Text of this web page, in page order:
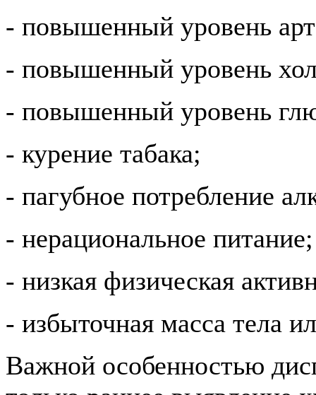
- повышенный уровень
- повышенный уровень
- повышенный уровень
- курение табака;
- пагубное потребление
- нерациональное питание;
- низкая физическая
- избыточная масса тела
Важной особенностью